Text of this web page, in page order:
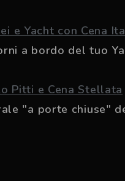
e Yacht con Cena
a bordo del tuo
Pitti e Cena Stellata
"a porte chiuse"